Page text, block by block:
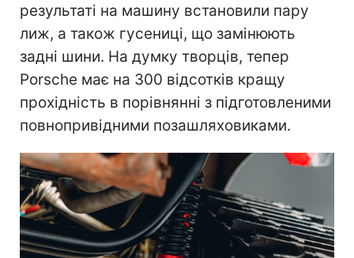
результаті на машину встановили пару
лиж, а також гусениці, що замінюють
задні шини. На думку творців, тепер
Porsche має на 300 відсотків кращу
прохідність в порівнянні з підготовленими
повнопривідними позашляховиками.